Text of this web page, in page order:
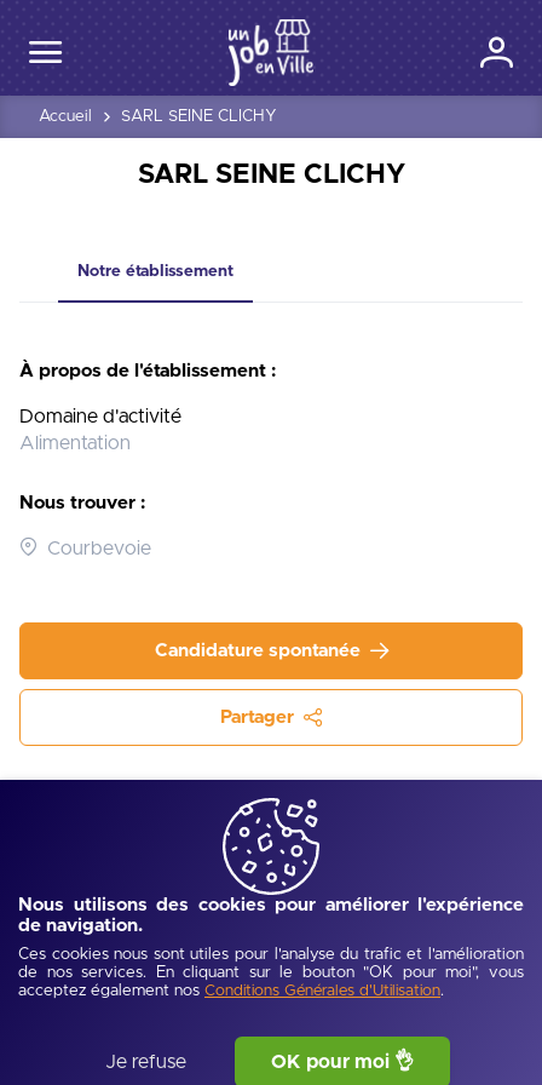
Nous utilisons des cookies pour améliorer l'expérience
de navigation.
Ces cookies nous sont utiles pour l'analyse du trafic et l'amélioration
de nos services. En cliquant sur le bouton "OK pour moi", vous
acceptez également nos Conditions Générales d'Utilisation.
Je refuse OK pour moi 👌
Accueil SARL SEINE CLICHY
SARL SEINE CLICHY
Notre établissement
À propos de l'établissement :
Domaine d'activité
Alimentation
Nous trouver :
Courbevoie
Candidature spontanée
Partager
Qui sommes-nous ?
SARL SEINE CLICHY est une société à responsabilité
limitée, active depuis octobre 1988, spécialisée dans les
activités des marchands de biens immobiliers (code APE
6810Z). Basée à Courbevoie (34 rue Henri Regnault,